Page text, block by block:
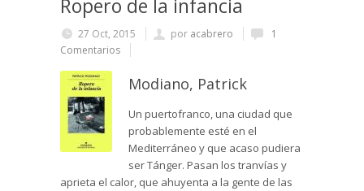
Ropero de la infancia
27 Oct, 2015 por acabrero
1
Comentarios
Modiano, Patrick
Un puertofranco, una ciudad que
probablemente esté en el
Mediterráneo y que acaso pudiera
ser Tánger. Pasan los tranvías y
aprieta el calor, que ahuyenta a la gente de las